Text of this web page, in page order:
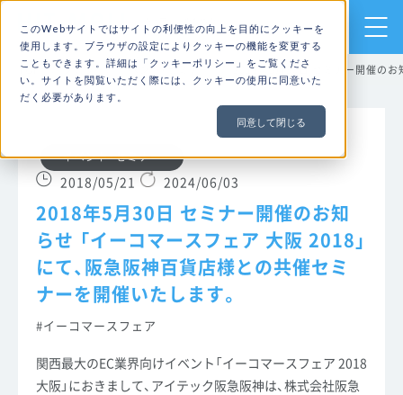
このWebサイトではサイトの利便性の向上を目的にクッキーを
使用します。ブラウザの設定によりクッキーの機能を変更する
こともできます。詳細は「 クッキーポリシー 」をご覧くださ
い。サイトを閲覧いただく際には、クッキーの使用に同意いた
だく必要があります。
同意して閉じる
ECサイト構築・運用ならHIT-MALL
TOP ブログ イベント・セミナー 2018年5月30日 セミナー開催のお
イベント・セミナー
2018/05/21 2024/06/03
2018年5月30日 セミナー開催のお知
らせ 「イーコマースフェア 大阪 2018」
にて、阪急阪神百貨店様との共催セミ
ナーを開催いたします。
イーコマースフェア
関西最大のEC業界向けイベント「イーコマースフェア 2018
大阪」におきまして、アイテック阪急阪神は、株式会社阪急